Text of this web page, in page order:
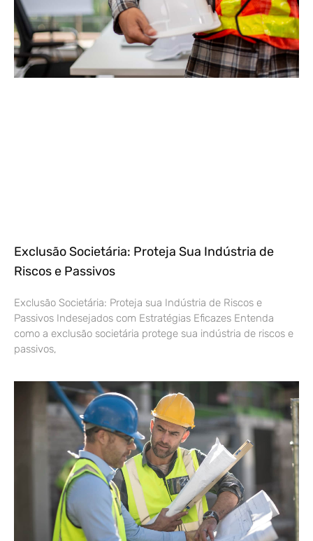
Exclusão Societária: Proteja Sua Indústria de
Riscos e Passivos
Exclusão Societária: Proteja sua Indústria de Riscos e
Passivos Indesejados com Estratégias Eficazes Entenda
como a exclusão societária protege sua indústria de riscos e
passivos,